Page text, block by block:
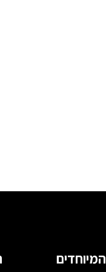
המיוחדים